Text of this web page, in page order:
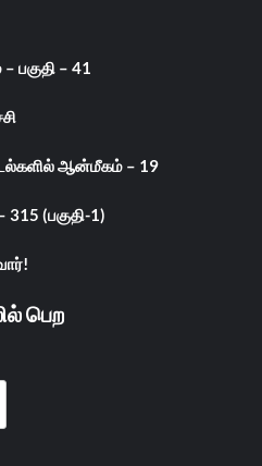
பகுதி – 41
ஆன்மீகம் – 19
315 (பகுதி-1)
பெற